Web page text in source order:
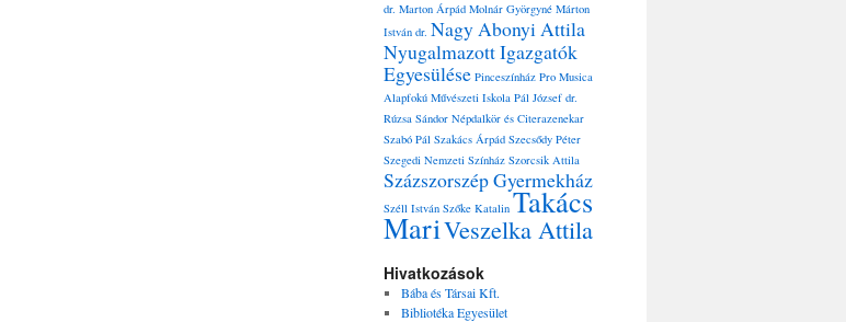
dr. Marton Árpád Molnár Györgyné Márton
István dr. Nagy Abonyi Attila
Nyugalmazott Igazgatók
Egyesülése Pinceszínház Pro Musica
Alapfokú Művészeti Iskola Pál József dr.
Rúzsa Sándor Népdalkör és Citerazenekar
Szabó Pál Szakács Árpád Szecsődy Péter
Szegedi Nemzeti Színház Szorcsik Attila
Százszorszép Gyermekház
Széll István Szőke Katalin Takács
MariVeszelka Attila
Hivatkozások
Bába és Társai Kft.
Bibliotéka Egyesület